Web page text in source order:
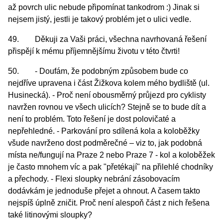
až povrch ulic nebude připomínat tankodrom :) Jinak si
nejsem jistý, jestli je takový problém jet o ulici vedle.
49. Děkuji za Vaši práci, všechna navrhovaná řešení
přispějí k mému příjemnějšímu životu v této čtvrti!
50. - Doufám, že podobným způsobem bude co
nejdříve upravena i část Žižkova kolem mého bydliště (ul.
Husinecká). - Proč není obousměrný průjezd pro cyklisty
navržen rovnou ve všech ulicích? Stejně se to bude dít a
není to problém. Toto řešení je dost polovičaté a
nepřehledné. - Parkování pro sdílená kola a koloběžky
všude navrženo dost podměrečné – viz to, jak podobná
místa ne/fungují na Praze 2 nebo Praze 7 - kol a koloběžek
je často mnohem víc a pak "přetékají" na přilehlé chodníky
a přechody. - Flexi sloupky nebrání zásobovacím
dodávkám je jednoduše přejet a ohnout. A časem takto
nejspíš úplně zničit. Proč není alespoň část z nich řešena
také litinovými sloupky?